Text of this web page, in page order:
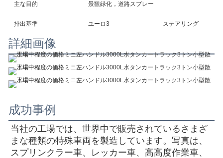
主な目的 景観緑化，道路スプレー
排出基準 ユーロ3 ステアリング
詳細画像
成功事例
当社の工場では、世界中で販売されているさまざ
まな種類の特殊車両を製造しています。写真は、
スプリンクラー車、レッカー車、高高度作業車、